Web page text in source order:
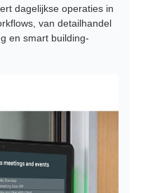
dagelijkse operaties in
van detailhandel
en smart building-